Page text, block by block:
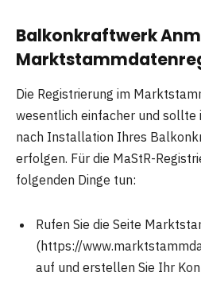
Balkonkraftwerk
Die Registrierung im
wesentlich einfacher und sollte
nach Installation Ihres
erfolgen. Für die MaStR-
folgenden Dinge tun:
Rufen Sie die Seite
(https://
auf und erstellen Sie Ihr